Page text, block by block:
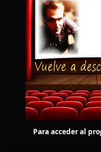
Para acceder al